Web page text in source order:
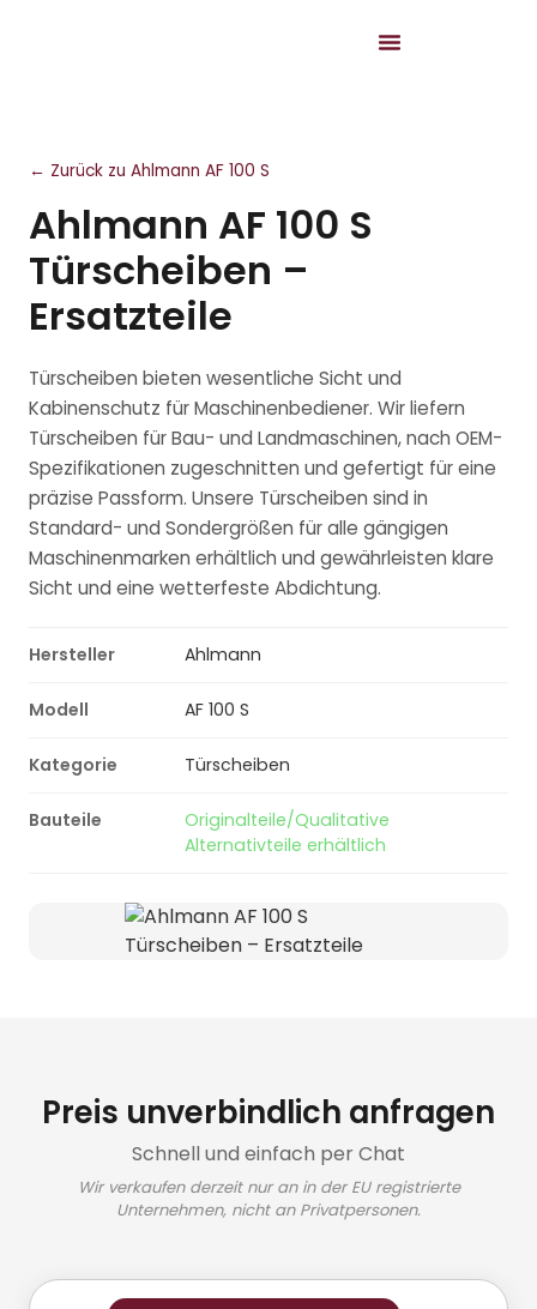
← Zurück zu Ahlmann AF 100 S
Ahlmann AF 100 S
Türscheiben –
Ersatzteile
Türscheiben bieten wesentliche Sicht und
Kabinenschutz für Maschinenbediener. Wir liefern
Türscheiben für Bau- und Landmaschinen, nach OEM-
Spezifikationen zugeschnitten und gefertigt für eine
präzise Passform. Unsere Türscheiben sind in
Standard- und Sondergrößen für alle gängigen
Maschinenmarken erhältlich und gewährleisten klare
Sicht und eine wetterfeste Abdichtung.
Hersteller Ahlmann
Modell AF 100 S
Kategorie Türscheiben
Bauteile
Originalteile/Qualitative
Alternativteile erhältlich
Preis unverbindlich anfragen
Schnell und einfach per Chat
Wir verkaufen derzeit nur an in der EU registrierte
Unternehmen, nicht an Privatpersonen.